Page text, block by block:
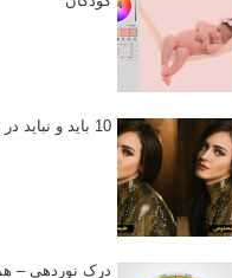
10 باید و نباید در روتوش عکس ها